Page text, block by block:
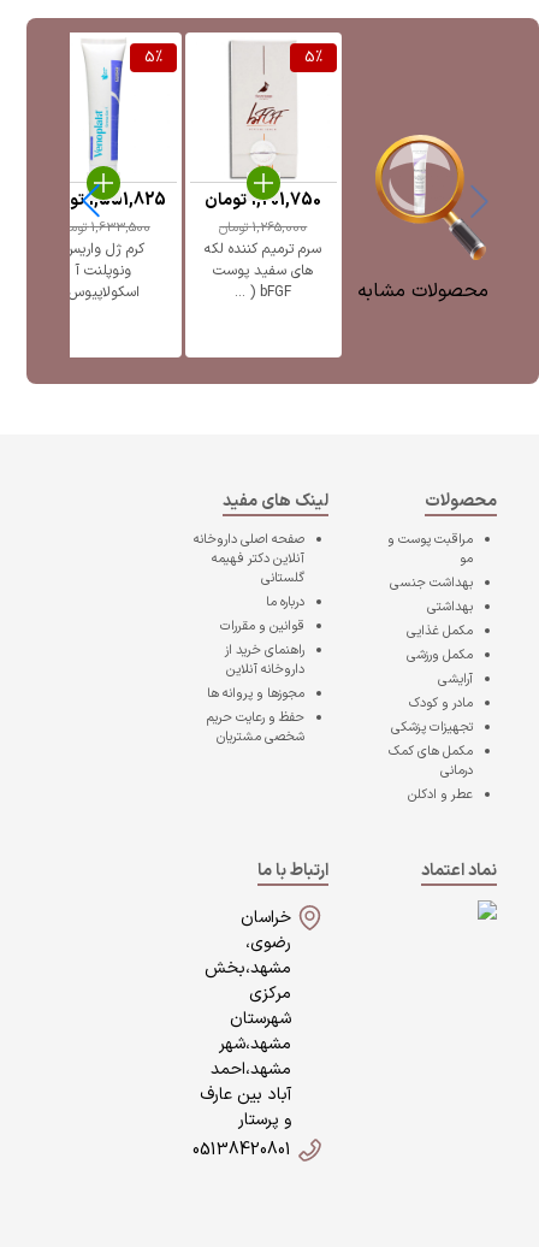
محصولات مشابه
5%
سرم ترمیم کننده لکه
های سفید پوست
bFGF ( ...
1,265,000تومان
1,201,750تومان
5%
کرم ژل واریس
ونوپلنت آ
اسکولاپیوس
1,633,500تومان
1,551,825تومان
محصولات
مراقبت پوست و
مو
بهداشت جنسی
بهداشتی
مکمل غذایی
مکمل ورزشی
آرایشی
مادر و کودک
تجهیزات پزشکی
مکمل های کمک
درمانی
عطر و ادکلن
لینک های مفید
صفحه اصلیداروخانه
آنلاین دکتر فهیمه
گلستانی
درباره ما
قوانین و مقررات
راهنمای خرید از
داروخانه آنلاین
مجوزها و پروانه ها
حفظ و رعایت حریم
شخصی مشتریان
نماد اعتماد
ارتباط با ما
خراسان
رضوی،
مشهد،بخش
مرکزی
شهرستان
مشهد،شهر
مشهد،احمد
آباد بین عارف
و پرستار
05138420801